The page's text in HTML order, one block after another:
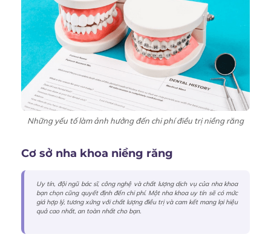
Những yếu tố làm ảnh hưởng đến chi phí điều trị niềng răng
Cơ sở nha khoa niềng răng
Uy tín, đội ngũ bác sĩ, công nghệ và chất lượng dịch vụ của nha khoa
bạn chọn cũng quyết định đến chi phí. Một nha khoa uy tín sẽ có mức
giá hợp lý, tương xứng với chất lượng điều trị và cam kết mang lại hiệu
quả cao nhất, an toàn nhất cho bạn.